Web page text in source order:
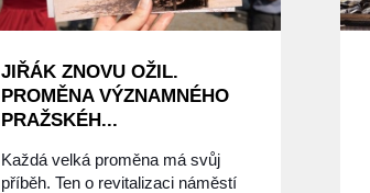
JIŘÁK ZNOVU OŽIL.
PROMĚNA VÝZNAMNÉHO
PRAŽSKÉH...
Každá velká proměna má svůj
příběh. Ten o revitalizaci náměstí